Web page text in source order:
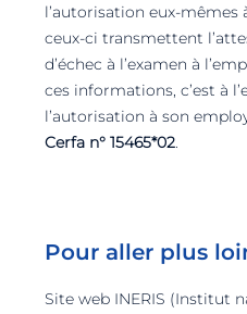
l’autorisation eux-mêmes
ceux-ci transmettent
d’échec à l’examen à
ces informations, c’est à
l’autorisation à son
Cerfa n° 15465*02.
Pour aller plus
Site web INERIS (Institut